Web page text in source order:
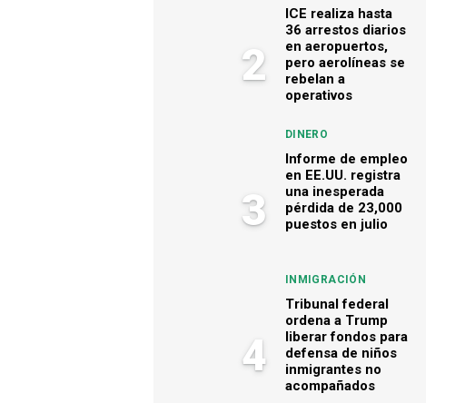
2
ICE realiza hasta
36 arrestos diarios
en aeropuertos,
pero aerolíneas se
rebelan a
operativos
3
DINERO
Informe de empleo
en EE.UU. registra
una inesperada
pérdida de 23,000
puestos en julio
4
INMIGRACIÓN
Tribunal federal
ordena a Trump
liberar fondos para
defensa de niños
inmigrantes no
acompañados